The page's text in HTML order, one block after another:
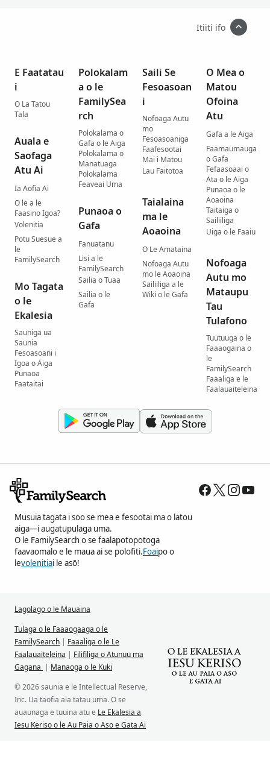
Itiiti ifo
E Faatatau
i
O La Tatou
Tala
Auala e
Saofaga
Atu Ai
Ia Aofia Ai
O le a le
Faasino Igoa?
Volenitia
Potu Suesue a
le
FamilySearch
Mo Tagata
o le
Ekalesia
Sauniga ua
Saunia
Fesoasoani i
Igoa o Aiga
Punaoa
Faataitai
Polokalam
a o le
FamilySea
rch
Polokalama o
Gafa o le Aiga
Polokalama o
Manatuaga
Polokalama
Feaveai Uma
Punaoa o
Gafa
Fanuatanu
Lisi a le
FamilySearch
Sailia o Tuaa
Sailia o le
Gafa
Saili Se
Fesoasoan
i
Nofoaga Autu
mo
Fesoasoaniga
Faafesootai
Mai i Matou
Lau Faitotoa
Taialaina
ma le
Aoaoina
O Le Amataina
Nofoaga Autu
mo le Aoaoina
Sailiiliga a le
Wiki o le Gafa
O Mea o
Matou
Ofoina
Atu
Gafa a le Aiga
Faamaumauga
o Gafa
Fefaasoaai o
Ata o le Aiga
Punaoa o le
Aoaoina
Taitaiga o
Sailiiliga
Uiga o le Faaiu
Nofoaga
Autu mo
Mataupu
Tau
Tulafono
Tuutuuga o le
Faaaogaina o
le
FamilySearch
Faaaliga e le
Faalauaiteleina
Musuia tagata i soo se mea e fesootai ma o latou
aiga—i augatupulaga uma.
O le FamilySearch o se faalapotopotoga
faavaomalo e le maua ai se polofiti.Foaipo o
levolenitiai le asō!
Lagolago o le Mauaina
Tulaga o le Faaaogaaga o le
FamilySearch | Faaaliga o le Le
Faalauaiteleina | Filifiliga o Atunuu ma
Gagana | Manaoga o le Kuki
© 2026 saunia e le Intellectual Reserve,
Inc. Ua taofia aia tatau uma. O se
auaunaga e tuuina atu e Le Ekalesia a
Iesu Keriso o le Au Paia o Aso e Gata Ai